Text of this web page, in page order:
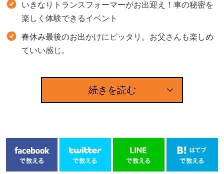
いきなりトランスフォーマーがお出迎え！車の秘密を
楽しく体験できるイベント
春休み最後のお出かけにピッタリ。お父さんも楽しめ
ていい感じ。
続きを読む